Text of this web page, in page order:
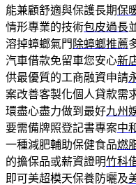
能兼顧舒適與保護長期保
情形專業的技術包皮過長
溶掉蟑螂氣門 除蟑螂推薦
汽車借款免留車您安心新
供最優質的工商融資申請
案改善客製化個人貸款需
環盡心盡力做到最好九州
要需備牌照登記書專案中
一種減肥輔助保健食品燃
的擔保品或薪資證明竹科
即可美超模天保養防曬及